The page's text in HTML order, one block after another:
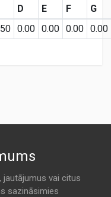
D E F
G
0.00 0.00 0.00 0.00
vai citus
sazināsimies